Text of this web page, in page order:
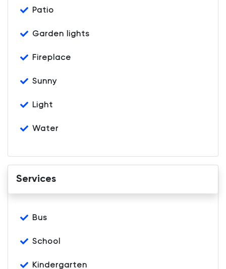
Patio
Garden lights
Fireplace
Sunny
Light
Water
Services
Bus
School
Kindergarten